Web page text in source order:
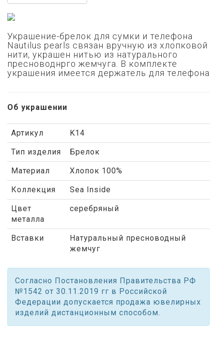
Украшение-брелок для сумки и телефона
Nautilus pearls связан вручную из хлопковой
нити, украшен нитью из натурального
пресноводнрго жемчуга. В комплекте
украшения имеется держатель для телефона
Об украшении
Артикул K14
Тип изделия Брелок
Материал Хлопок 100%
Коллекция Sea ​​Inside
Цвет
металла
серебряный
Вставки
Натуральный пресноводный
жемчуг
Согласно Постановления Правительства РФ
№1542 от 30.11.2019 гг в Российской
Федерации допускается продажа ювелирных
изделий дистанционным способом.